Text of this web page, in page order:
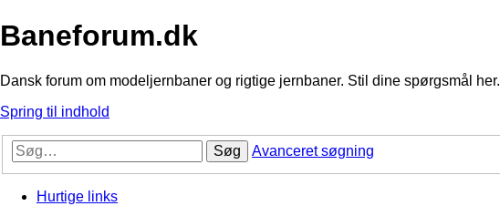
Baneforum.dk
Dansk forum om modeljernbaner og rigtige jernbaner. Stil dine spørgsmål her.
Spring til indhold
Søg Avanceret søgning
Hurtige links